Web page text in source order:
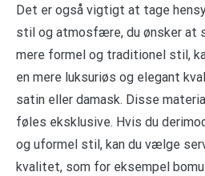
Det er også vigtigt at tage
stil og atmosfære, du ønsker at
mere formel og traditionel stil,
en mere luksuriøs og elegant
satin eller damask. Disse
føles eksklusive. Hvis du
og uformel stil, kan du vælge
kvalitet, som for eksempel